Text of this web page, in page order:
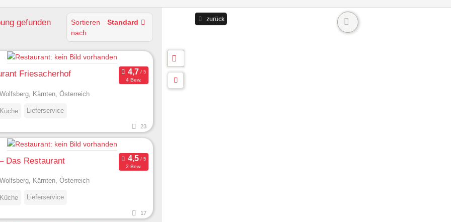
gefunden
Sortieren
nach
Standard
Friesacherhof
4 Bew.
Kärnten, Österreich
Lieferservice
23
Das Restaurant
2 Bew.
Kärnten, Österreich
Lieferservice
17
zurück